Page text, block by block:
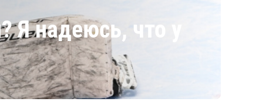
надеюсь, что у